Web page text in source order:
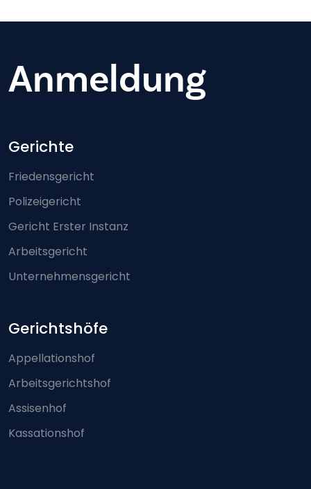
Anmeldung
Footer-menu
Gerichte
Friedensgericht
Polizeigericht
Gericht Erster Instanz
Arbeitsgericht
Unternehmensgericht
Gerichtshöfe
Appellationshof
Arbeitsgerichtshof
Assisenhof
Kassationshof